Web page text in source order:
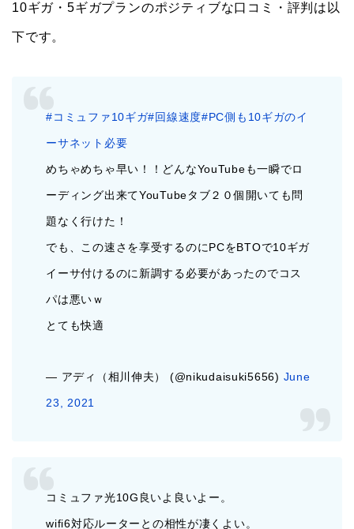
10ギガ・5ギガプランのポジティブな口コミ・評判は以
下です。
#コミュファ10ギガ#回線速度#PC側も10ギガのイ
ーサネット必要
めちゃめちゃ早い！！どんなYouTubeも一瞬でロ
ーディング出来てYouTubeタブ２０個開いても問
題なく行けた！
でも、この速さを享受するのにPCをBTOで10ギガ
イーサ付けるのに新調する必要があったのでコス
パは悪いｗ
とても快適
— アディ（相川伸夫） (@nikudaisuki5656) June
23, 2021
コミュファ光10G良いよ良いよー。
wifi6対応ルーターとの相性が凄くよい。